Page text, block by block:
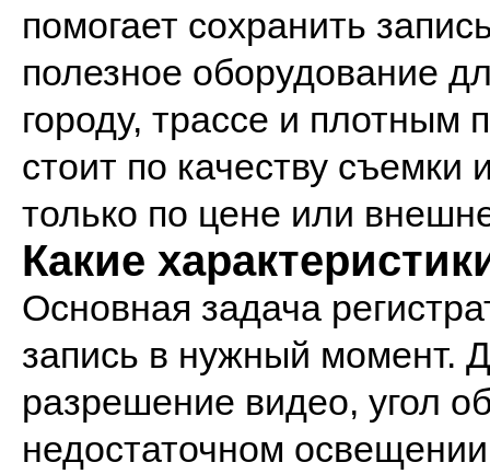
помогает сохранить
полезное оборудование
городу, трассе и плотным
стоит по качеству съемки
только по цене или
Какие
Основная задача
запись в нужный момент.
разрешение видео, угол
недостаточном